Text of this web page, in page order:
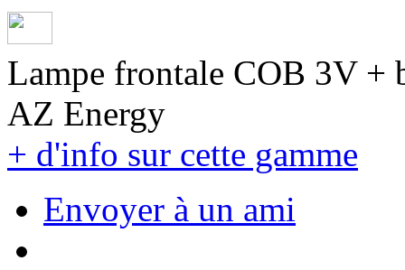
Lampe frontale COB 3V +
AZ Energy
+ d'info sur cette gamme
Envoyer à un ami